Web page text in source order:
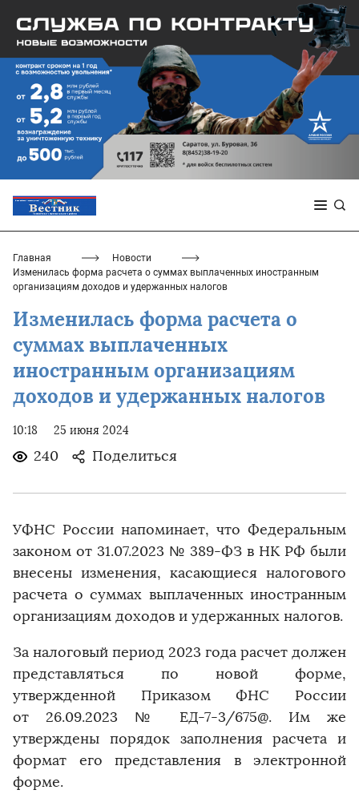
Главная
Новости
Изменилась форма расчета о суммах выплаченных иностранным
организациям доходов и удержанных налогов
Изменилась форма расчета о
суммах выплаченных
иностранным организациям
доходов и удержанных налогов
10:18 25 июня 2024
240 Поделиться
УФНС России напоминает, что Федеральным
законом от 31.07.2023 № 389-ФЗ в НК РФ были
внесены изменения, касающиеся налогового
расчета о суммах выплаченных иностранным
организациям доходов и удержанных налогов.
За налоговый период 2023 года расчет должен
представляться по новой форме,
утвержденной Приказом ФНС России
от 26.09.2023 № ЕД-7-3/675@. Им же
утверждены порядок заполнения расчета и
формат его представления в электронной
форме.